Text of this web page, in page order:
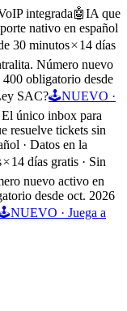
integrada🤖IA que
nativo en español
30 minutos
14 días
Número nuevo
obligatorio desde
SAC?🕹️NUEVO ·
El único inbox para
resuelve tickets sin
· Datos en la
14 días gratis · Sin
nuevo activo en
desde oct. 2026
NUEVO · Juega a